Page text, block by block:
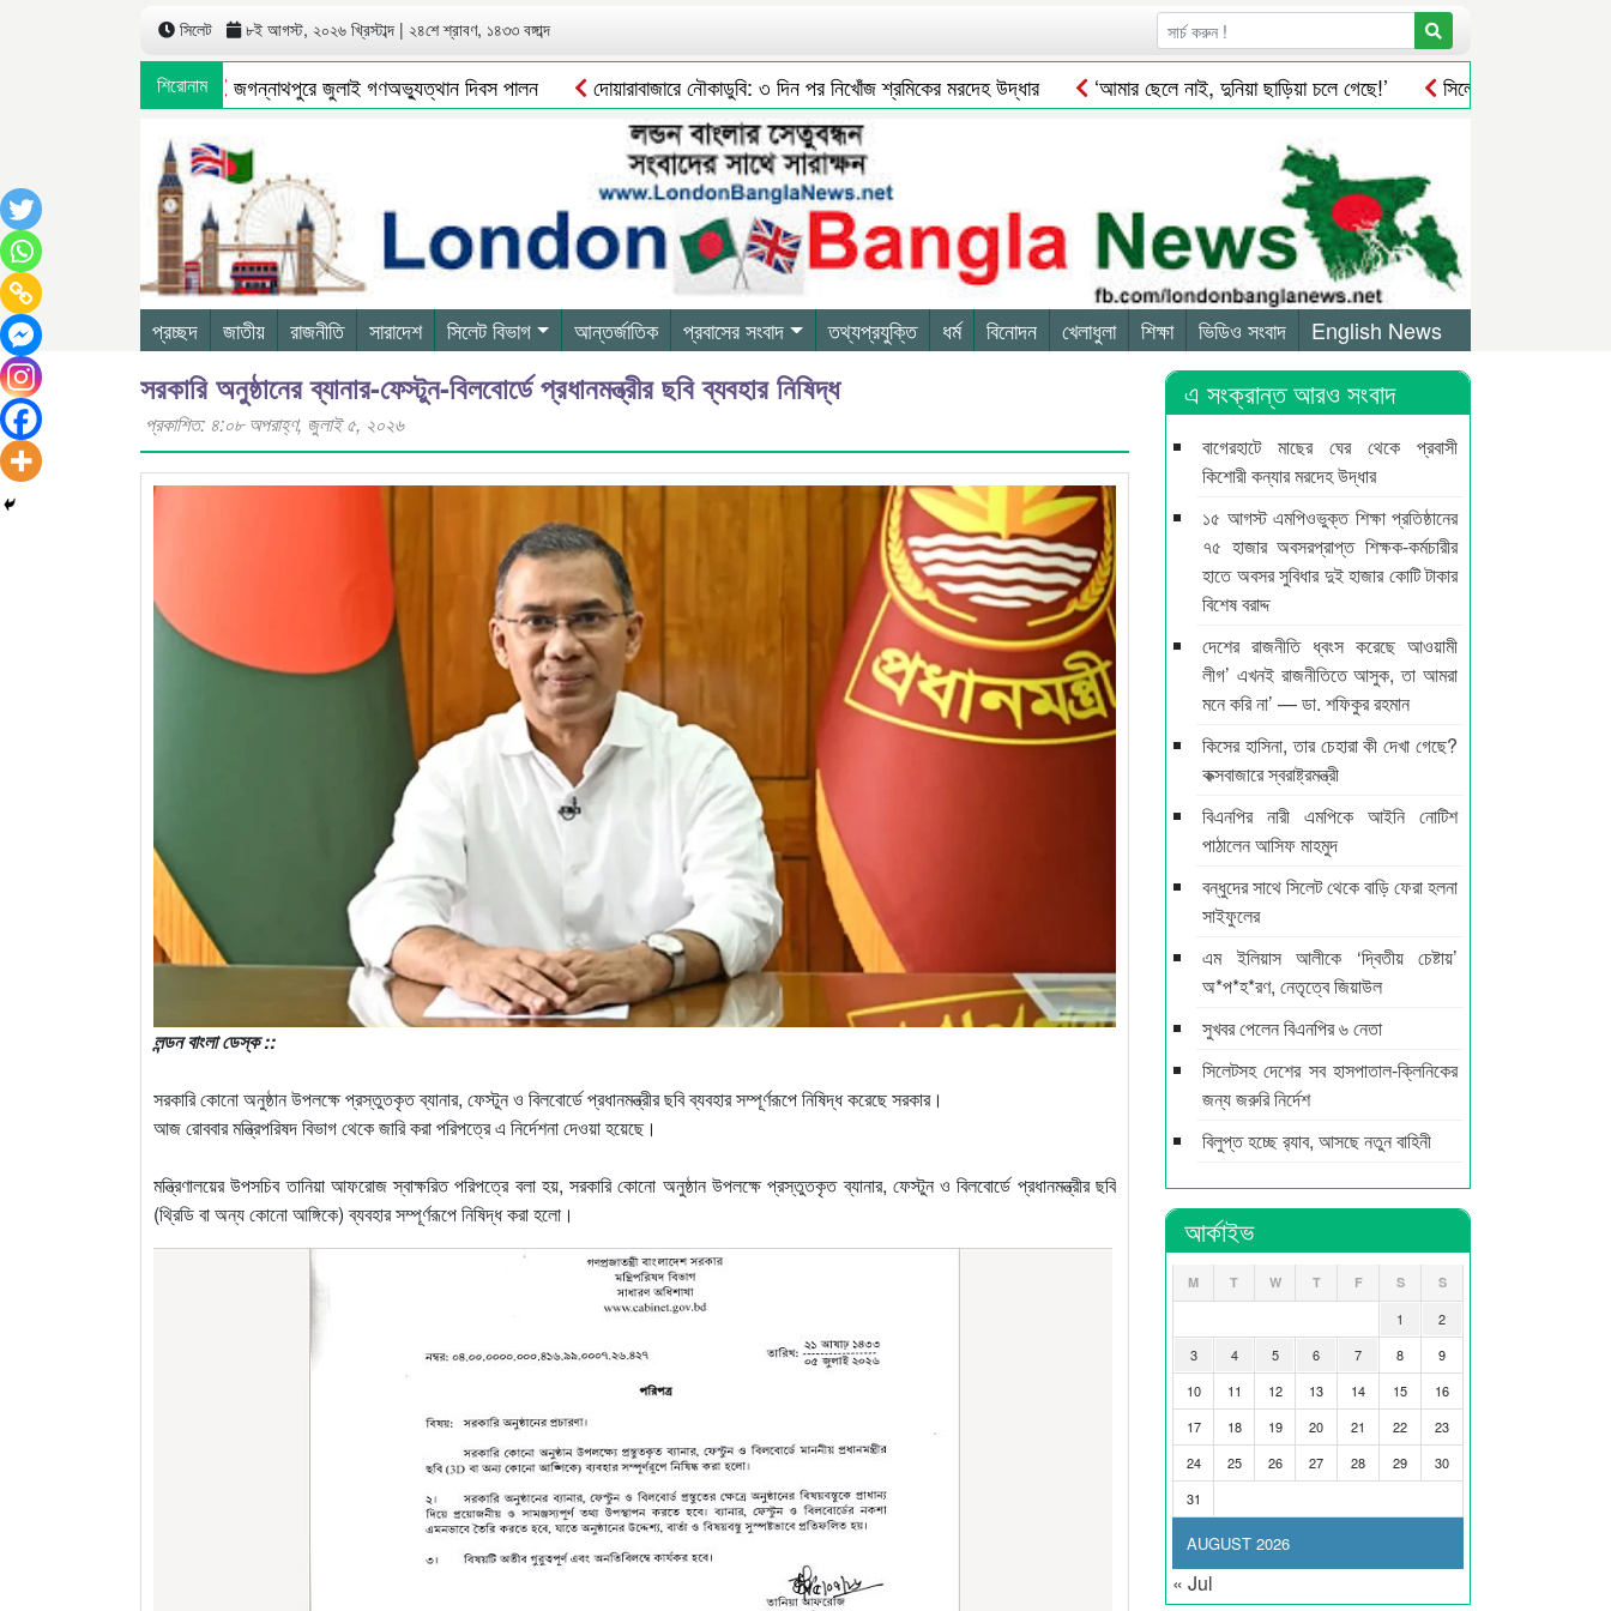
সিলেট ৮ই আগস্ট, ২০২৬ খ্রিস্টাব্দ | ২৪শে শ্রাবণ, ১৪৩৩ বঙ্গাব্দ
শিরোনামজগন্নাথপুরে জুলাই গণঅভ্যুত্থান দিবস পালন দোয়ারাবাজারে নৌকাডুবি: ৩ দিন পর নিখোঁজ শ্রমিকের মরদেহ উদ্ধার ‘আমার ছেলে নাই, দুনিয়া ছাড়িয়া চলে গেছে!’ সিলেটে সড়ক দু*র্ঘ*ট*নায়
প্রচ্ছদ জাতীয় রাজনীতি সারাদেশ সিলেট বিভাগ আন্তর্জাতিক প্রবাসের সংবাদ তথ্যপ্রযুক্তি ধর্ম বিনোদন খেলাধুলা শিক্ষা ভিডিও সংবাদ English News
সরকারি অনুষ্ঠানের ব্যানার-ফেস্টুন-বিলবোর্ডে প্রধানমন্ত্রীর ছবি ব্যবহার নিষিদ্ধ
প্রকাশিত: ৪:০৮ অপরাহ্ণ, জুলাই ৫, ২০২৬
লন্ডন বাংলা ডেস্ক ::
সরকারি কোনো অনুষ্ঠান উপলক্ষে প্রস্তুতকৃত ব্যানার, ফেস্টুন ও বিলবোর্ডে প্রধানমন্ত্রীর ছবি ব্যবহার সম্পূর্ণরূপে নিষিদ্ধ করেছে সরকার।
আজ রোববার মন্ত্রিপরিষদ বিভাগ থেকে জারি করা পরিপত্রে এ নির্দেশনা দেওয়া হয়েছে।
মন্ত্রিণালয়ের উপসচিব তানিয়া আফরোজ স্বাক্ষরিত পরিপত্রে বলা হয়, সরকারি কোনো অনুষ্ঠান উপলক্ষে প্রস্তুতকৃত ব্যানার, ফেস্টুন ও বিলবোর্ডে প্রধানমন্ত্রীর ছবি
(থ্রিডি বা অন্য কোনো আঙ্গিকে) ব্যবহার সম্পূর্ণরূপে নিষিদ্ধ করা হলো।
এ সংক্রান্ত আরও সংবাদ
বাগেরহাটে মাছের ঘের থেকে প্রবাসী
কিশোরী কন্যার মরদেহ উদ্ধার
১৫ আগস্ট এমপিওভুক্ত শিক্ষা প্রতিষ্ঠানের
৭৫ হাজার অবসরপ্রাপ্ত শিক্ষক-কর্মচারীর
হাতে অবসর সুবিধার দুই হাজার কোটি টাকার
বিশেষ বরাদ্দ
দেশের রাজনীতি ধ্বংস করেছে আওয়ামী
লীগ’ এখনই রাজনীতিতে আসুক, তা আমরা
মনে করি না’ — ডা. শফিকুর রহমান
কিসের হাসিনা, তার চেহারা কী দেখা গেছে?
কক্সবাজারে স্বরাষ্ট্রমন্ত্রী
বিএনপির নারী এমপিকে আইনি নোটিশ
পাঠালেন আসিফ মাহমুদ
বন্ধুদের সাথে সিলেট থেকে বাড়ি ফেরা হলনা
সাইফুলের
এম ইলিয়াস আলীকে ‘দ্বিতীয় চেষ্টায়’
অ*প*হ*রণ, নেতৃত্বে জিয়াউল
সুখবর পেলেন বিএনপির ৬ নেতা
সিলেটসহ দেশের সব হাসপাতাল-ক্লিনিকের
জন্য জরুরি নির্দেশ
বিলুপ্ত হচ্ছে র‍্যাব, আসছে নতুন বাহিনী
আর্কাইভ
AUGUST 2026
M T W T F S S
1
2
3
4 5 6 7 8
9
10
11 12 13 14 15
16
17
18 19 20 21 22
23
24
25 26 27 28 29
30
31
« Jul